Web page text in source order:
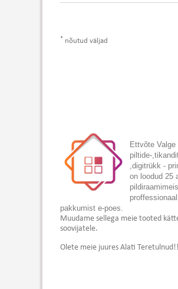
* nõutud väljad
Ettvõte
piltide-
,digitrükk -
on loodud 25
pakkumist e-poes.
Muudame sellega meie tooted
soovijatele.
Olete meie juures Alati